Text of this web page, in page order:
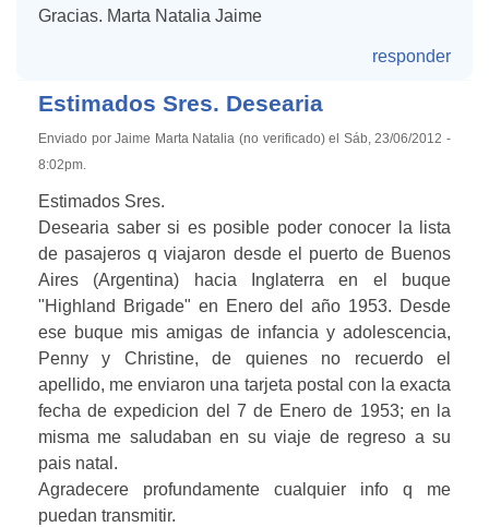
Gracias. Marta Natalia Jaime
responder
Estimados Sres. Desearia
Enviado por Jaime Marta Natalia (no verificado) el Sáb, 23/06/2012 -
8:02pm.
Estimados Sres.
Desearia saber si es posible poder conocer la lista
de pasajeros q viajaron desde el puerto de Buenos
Aires (Argentina) hacia Inglaterra en el buque
"Highland Brigade" en Enero del año 1953. Desde
ese buque mis amigas de infancia y adolescencia,
Penny y Christine, de quienes no recuerdo el
apellido, me enviaron una tarjeta postal con la exacta
fecha de expedicion del 7 de Enero de 1953; en la
misma me saludaban en su viaje de regreso a su
pais natal.
Agradecere profundamente cualquier info q me
puedan transmitir.